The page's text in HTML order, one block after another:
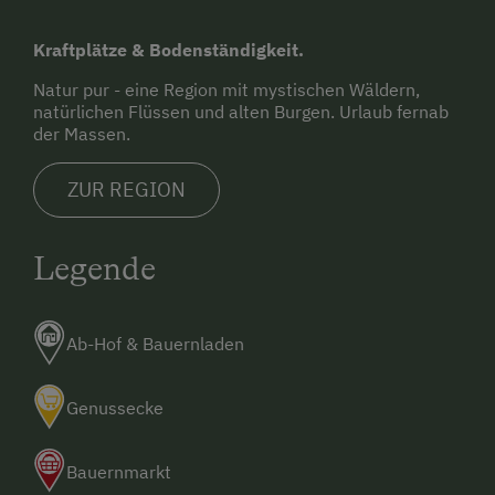
Reiten
Ponyreiten
Badeurlaub
Mithilfe am Hof
Aktivurlaub Winter
Skifahren
Langlaufen
Urlaub für Familien
(Gasthaus, Supermarkt, Hofladen) ist 2 km
entfernt.
Sie können bei uns Fahrräder ausleihen.
Kraftplätze & Bodenständigkeit.
Natur pur - eine Region mit mystischen Wäldern,
natürlichen Flüssen und alten Burgen. Urlaub fernab
der Massen.
ZUR REGION
Legende
Ab-Hof & Bauernladen
Genussecke
Bauernmarkt